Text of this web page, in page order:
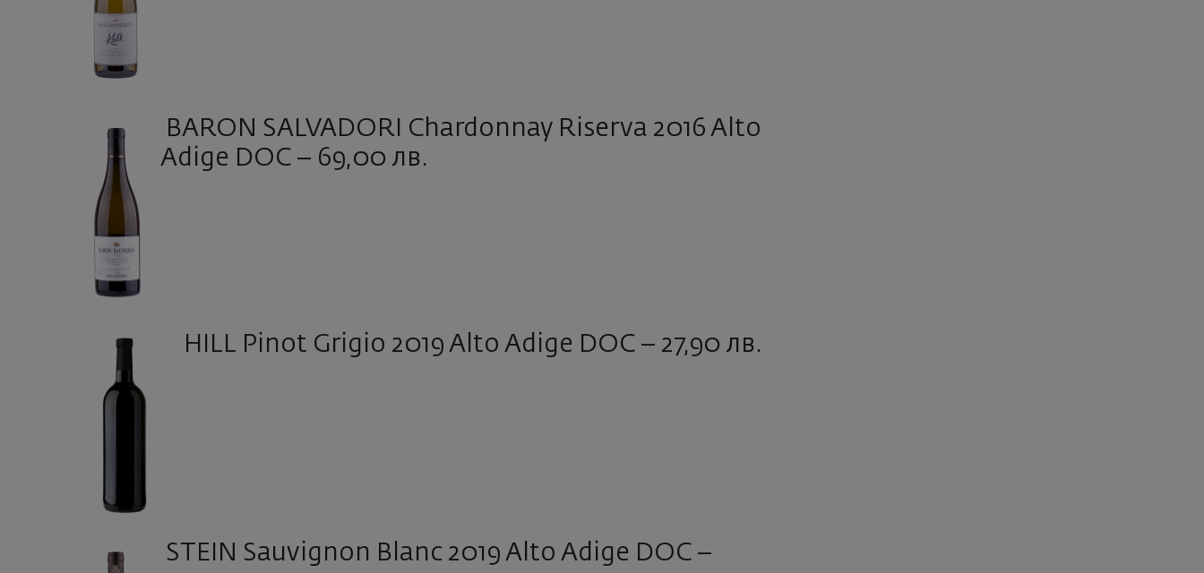
BARON SALVADORI Chardonnay Riserva 2016 Alto
Adige DOC – 69,00 лв.
HILL Pinot Grigio 2019 Alto Adige DOC – 27,90 лв.
STEIN Sauvignon Blanc 2019 Alto Adige DOC –